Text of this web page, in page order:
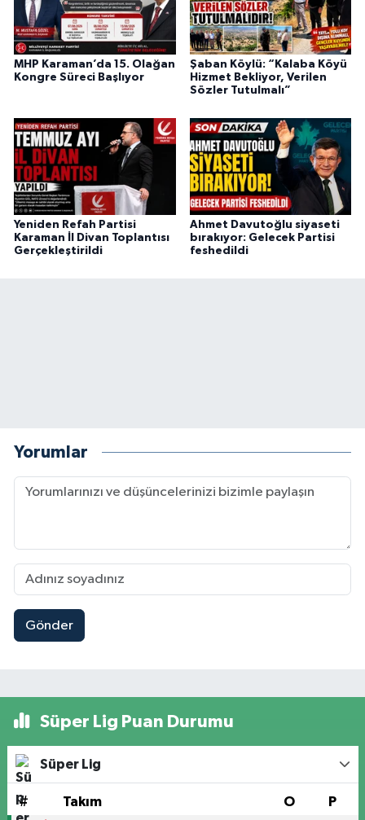
MHP Karaman’da 15. Olağan
Kongre Süreci Başlıyor
Şaban Köylü: “Kalaba Köyü
Hizmet Bekliyor, Verilen
Sözler Tutulmalı”
Yeniden Refah Partisi
Karaman İl Divan Toplantısı
Gerçekleştirildi
Ahmet Davutoğlu siyaseti
bırakıyor: Gelecek Partisi
feshedildi
Yorumlar
Gönder
Süper Lig Puan Durumu
Süper Lig
# Takım O P